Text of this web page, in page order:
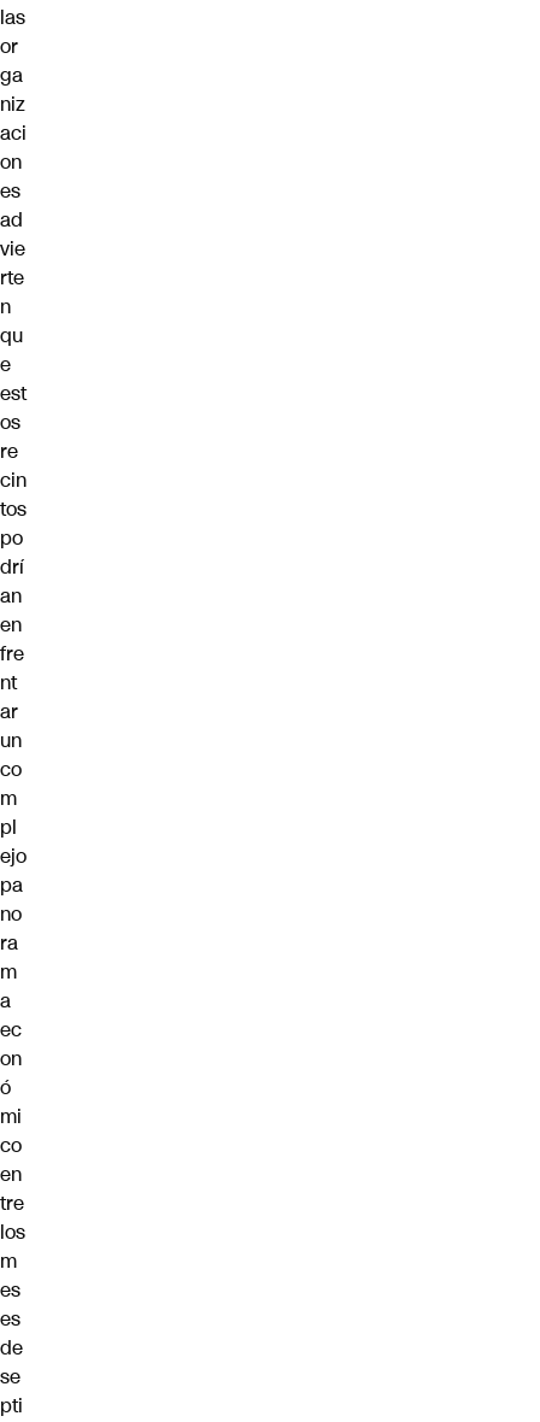
las
or
ga
niz
aci
on
es
ad
vie
rte
n
qu
e
est
os
re
cin
tos
po
drí
an
en
fre
nt
ar
un
co
m
pl
ejo
pa
no
ra
m
a
ec
on
ó
mi
co
en
tre
los
m
es
es
de
se
pti